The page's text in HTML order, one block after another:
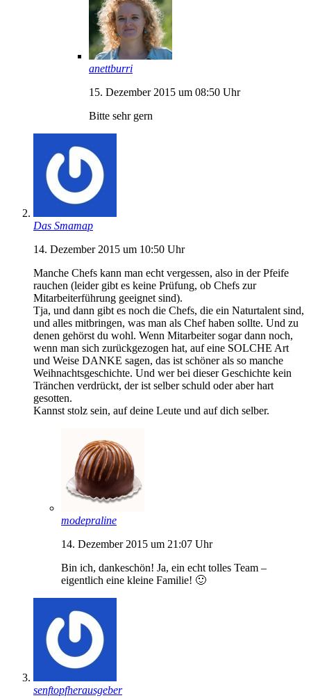
anettburri
15. Dezember 2015 um 08:50 Uhr
Bitte sehr gern
Das Smamap
14. Dezember 2015 um 10:50 Uhr
Manche Chefs kann man echt vergessen, also in der Pfeife
rauchen (leider gibt es keine Prüfung, ob Chefs zur
Mitarbeiterführung geeignet sind).
Tja, und dann gibt es noch die Chefs, die ein Naturtalent sind,
und alles mitbringen, was man als Chef haben sollte. Und zu
denen gehörst du wohl. Wenn Mitarbeiter sogar dann noch,
wenn man sich zurückgezogen hat, auf eine SOLCHE Art
und Weise DANKE sagen, das ist schöner als so manche
Weihnachtsgeschichte. Und wer bei dieser Geschichte kein
Tränchen verdrückt, der ist selber schuld oder aber hart
gesotten.
Kannst stolz sein, auf deine Leute und auf dich selber.
modepraline
14. Dezember 2015 um 21:07 Uhr
Bin ich, dankeschön! Ja, ein echt tolles Team –
eigentlich eine kleine Familie! 🙂
senftopfherausgeber